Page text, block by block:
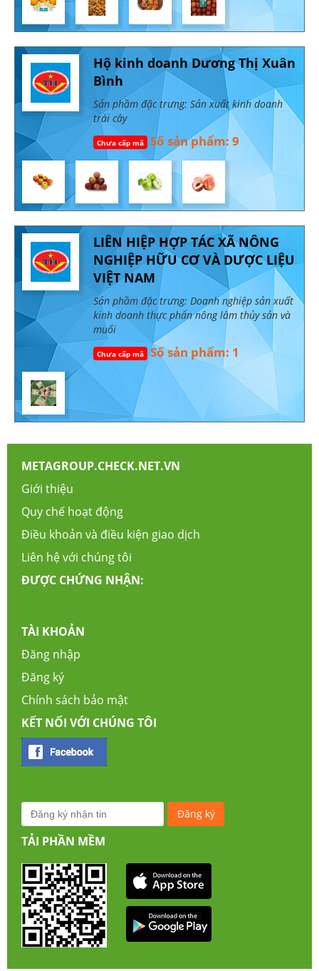
Hộ kinh doanh Dương Thị Xuân
Bình
Sản phầm đặc trưng: Sản xuất kinh doanh
trái cây
Chưa cấp mã Số sản phẩm: 9
LIÊN HIỆP HỢP TÁC XÃ NÔNG
NGHIỆP HỮU CƠ VÀ DƯỢC LIỆU
VIỆT NAM
Sản phầm đặc trưng: Doanh nghiệp sản xuất
kinh doanh thực phẩn nông lâm thủy sản và
muối
Chưa cấp mã Số sản phẩm: 1
METAGROUP.CHECK.NET.VN
Giới thiệu
Quy chế hoạt động
Điều khoản và điều kiện giao dịch
Liên hệ với chúng tôi
ĐƯỢC CHỨNG NHẬN:
TÀI KHOẢN
Đăng nhập
Đăng ký
Chính sách bảo mật
KẾT NỐI VỚI CHÚNG TÔI
TẢI PHẦN MỀM